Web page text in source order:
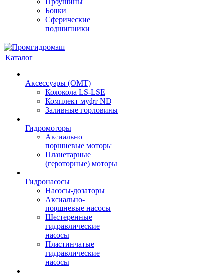
Проушины
Бонки
Сферические
подшипники
Каталог
Аксессуары (OMT)
Колокола LS-LSE
Комплект муфт ND
Заливные горловины
Гидромоторы
Аксиально-
поршневые моторы
Планетарные
(героторные) моторы
Гидронасосы
Насосы-дозаторы
Аксиально-
поршневые насосы
Шестеренные
гидравлические
насосы
Пластинчатые
гидравлические
насосы